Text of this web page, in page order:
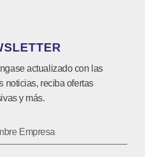
actualizado con las
noticias, reciba ofertas
y más.